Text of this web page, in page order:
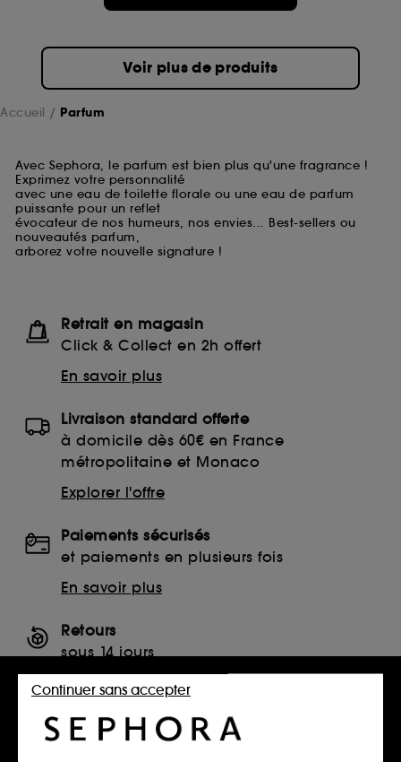
Voir plus de produits
Accueil Parfum
Avec Sephora, le parfum est bien plus qu'une fragrance !
Exprimez votre personnalité
avec une eau de toilette florale ou une eau de parfum
puissante pour un reflet
évocateur de nos humeurs, nos envies... Best-sellers ou
nouveautés parfum,
arborez votre nouvelle signature !
Retrait en magasin
Click & Collect en 2h offert
En savoir plus
Livraison standard offerte
à domicile dès 60€ en France
métropolitaine et Monaco
Explorer l'offre
Paiements sécurisés
et paiements en plusieurs fois
En savoir plus
Retours
sous 14 jours
Retourner mon article
SERVICES, CONTACT ET CONDITIONS DES OFFRES
Continuer sans accepter